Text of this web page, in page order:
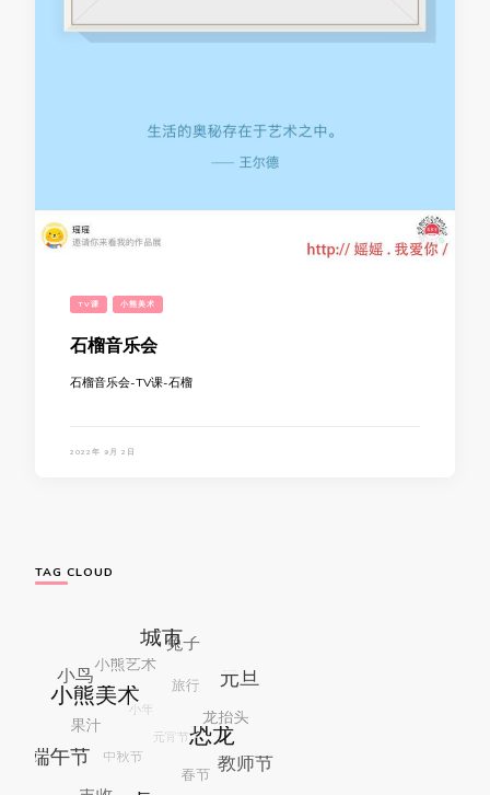
TV课 小熊美术
石榴音乐会
石榴音乐会-TV课-石榴
2022年 9月 2日
TAG CLOUD